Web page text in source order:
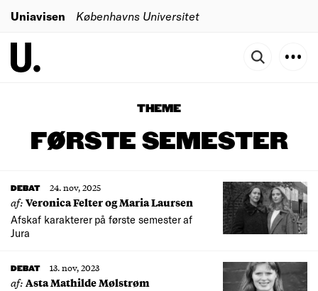
Uniavisen Københavns Universitet
THEME
FØRSTE SEMESTER
DEBAT 24. nov, 2025
af:Veronica Felter og Maria Laursen
Afskaf karakterer på første semester af
Jura
DEBAT 13. nov, 2023
af:Asta Mathilde Mølstrøm